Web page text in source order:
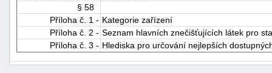
§ 58
Příloha č. 1 - Kategorie zařízení
Příloha č. 2 - Seznam hlavních znečišťujících látek pro
Příloha č. 3 - Hlediska pro určování nejlepších